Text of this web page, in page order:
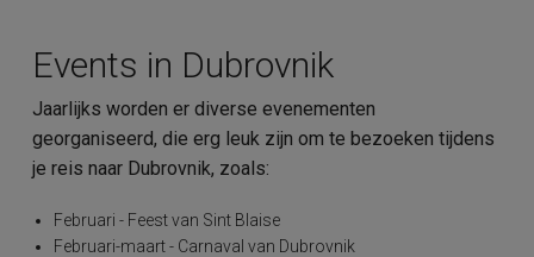
Events in Dubrovnik
Jaarlijks worden er diverse evenementen
georganiseerd, die erg leuk zijn om te bezoeken tijdens
je reis naar Dubrovnik, zoals:
Februari - Feest van Sint Blaise
Februari-maart - Carnaval van Dubrovnik